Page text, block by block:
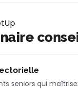
seniors qui